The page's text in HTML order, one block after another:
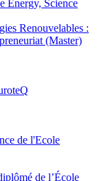
Energy, Science
Renouvelables :
(Master)
de l'Ecole
de l’École